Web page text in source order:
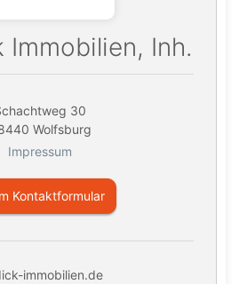
Immobilien, Inh.
30
Wolfsburg
Impressum
Kontaktformular
immobilien.de